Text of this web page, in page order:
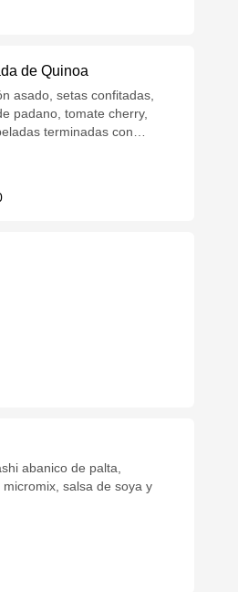
de Quinoa
asado, setas confitadas,
padano, tomate cherry,
terminadas con
abanico de palta,
salsa de soya y